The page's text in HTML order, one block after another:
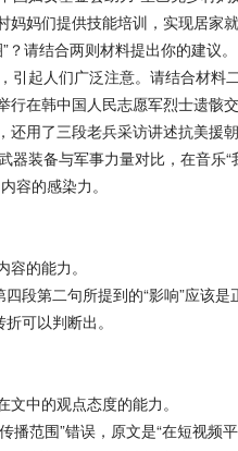
妈们提供技能培训，实现居家就
请结合两则材料提出你的建议。
起人们广泛注意。请结合材料二
在韩中国人民志愿军烈士遗骸
还用了三段老兵采访讲述抗美援
器装备与军事力量对比，在音乐
容的感染力。
的能力。
段第二句所提到的“影响”应该是
可以判断出。
中的观点态度的能力。
围”错误，原文是“在短视频平